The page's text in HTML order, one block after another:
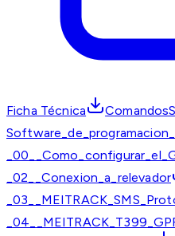
Ficha Técnica
Software_de_programacion_
_02__Conexion_a_relevador